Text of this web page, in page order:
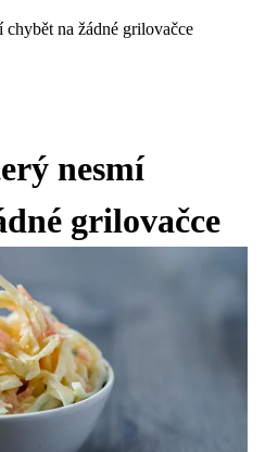
chybět na žádné grilovačce
nesmí
grilovačce